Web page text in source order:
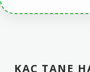
KAÇ TANE